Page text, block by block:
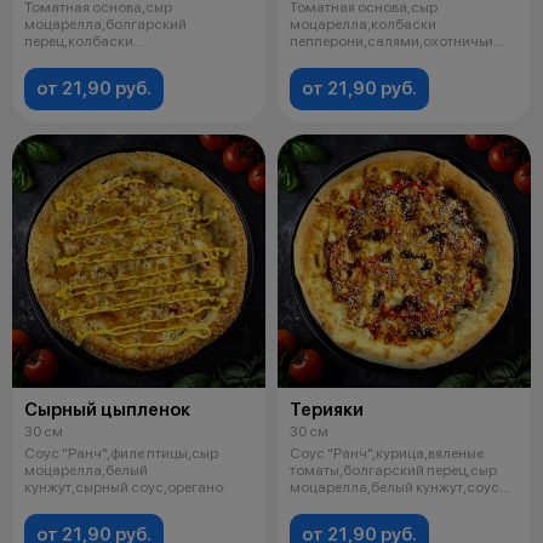
Томатная основа,сыр
моцарелла,болгарский
перец,колбаски
от 21,90 руб.
Томатная основа,сыр
моцарелла,колбаски
пепперони,салями,охотничьи
от 21,90 руб.
Сырный цыпленок
30 см
Соус "Ранч",филе птицы,сыр
моцарелла,белый
кунжут,сырный соус,орегано.
от 21,90 руб.
Терияки
30 см
Соус "Ранч",курица,вяленые
томаты,болгарский перец,сыр
моцарелла,белый кунжут,соус
от 21,90 руб.